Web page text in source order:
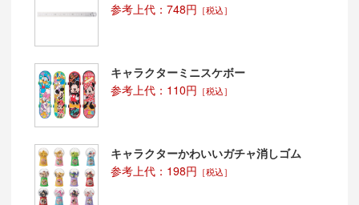
参考上代：748円 ［税込］
キャラクターミニスケボー
参考上代：110円 ［税込］
キャラクターかわいいガチャ消しゴム
参考上代：198円 ［税込］